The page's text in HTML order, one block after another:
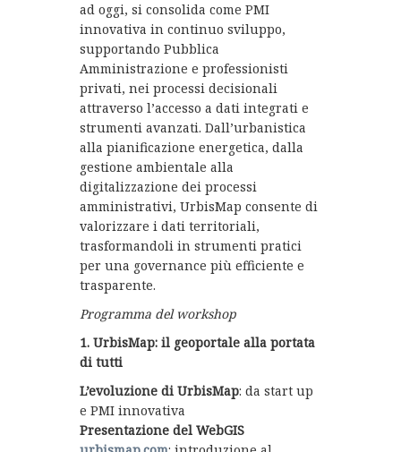
ad oggi, si consolida come PMI
innovativa in continuo sviluppo,
supportando Pubblica
Amministrazione e professionisti
privati, nei processi decisionali
attraverso l’accesso a dati integrati e
strumenti avanzati. Dall’urbanistica
alla pianificazione energetica, dalla
gestione ambientale alla
digitalizzazione dei processi
amministrativi, UrbisMap consente di
valorizzare i dati territoriali,
trasformandoli in strumenti pratici
per una governance più efficiente e
trasparente.
Programma del workshop
1. UrbisMap: il geoportale alla portata
di tutti
L’evoluzione di UrbisMap: da start up
e PMI innovativa
Presentazione del WebGIS